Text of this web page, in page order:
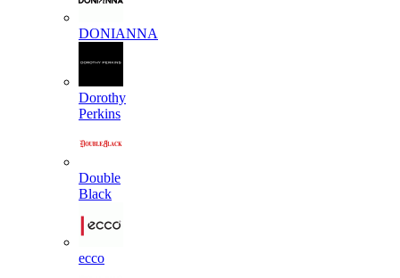
DONIANNA
Dorothy
Perkins
Double
Black
ecco